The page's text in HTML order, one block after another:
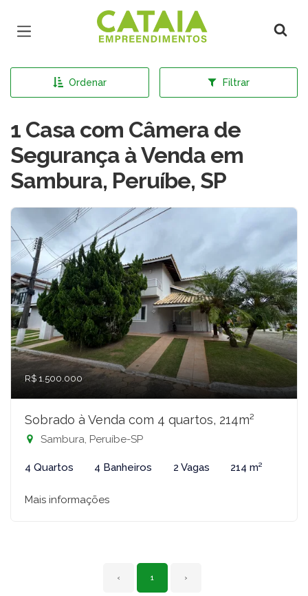
Página inicial
Ordenar Filtrar
1 Casa com Câmera de
Segurança à Venda em
Sambura, Peruíbe, SP
R$ 1.500.000
Sobrado à Venda com 4 quartos, 214m²
Sambura, Peruíbe-SP
4 Quartos 4 Banheiros 2 Vagas 214 m²
Mais informações
‹ 1 ›